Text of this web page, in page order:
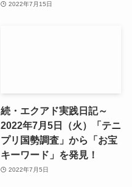
2022年7月15日
続・エクアド実践日記～
2022年7月5日（火）「テニ
プリ国勢調査」から「お宝
キーワード」を発見！
2022年7月5日